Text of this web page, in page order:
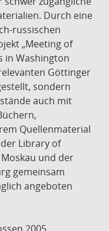
Durch eine
russischen
„Meeting of
in Washington
Göttinger
sondern
auch mit
Quellenmaterial
Library of
und der
gemeinsam
angeboten